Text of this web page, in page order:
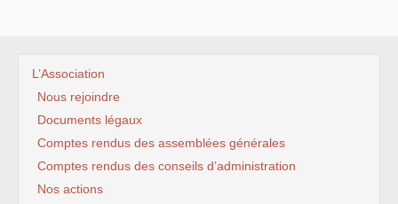
L’Association
Nous rejoindre
Documents légaux
Comptes rendus des assemblées générales
Comptes rendus des conseils d’administration
Nos actions